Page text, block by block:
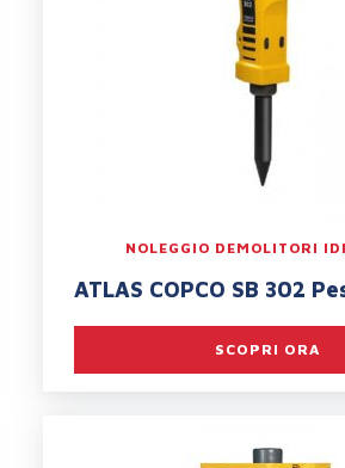
NOLEGGIO DEMOLITORI
ATLAS COPCO SB 302
SCOPRI ORA